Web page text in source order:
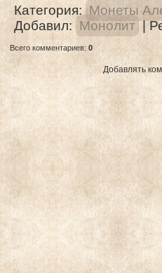
Категория: Монеты
Добавил: Монолит |
Всего комментариев: 0
Добавлять